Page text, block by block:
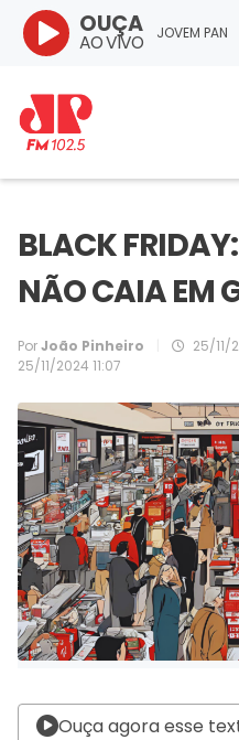
JOVEM PAN
OUÇA
AO VIVO
BLACK
NÃO CAIA EM
PorJoão Pinheiro 25/11/
25/11/2024 11:07
Ouça agora esse